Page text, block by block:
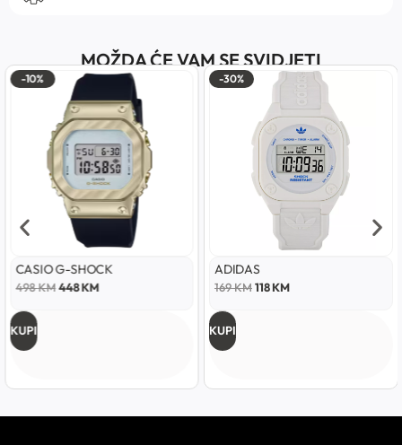
MOŽDA ĆE VAM SE SVIDJETI
-10%
CASIO G-SHOCK
498KM448KM
KUPI
-30%
ADIDAS
169KM 118KM
KUPI